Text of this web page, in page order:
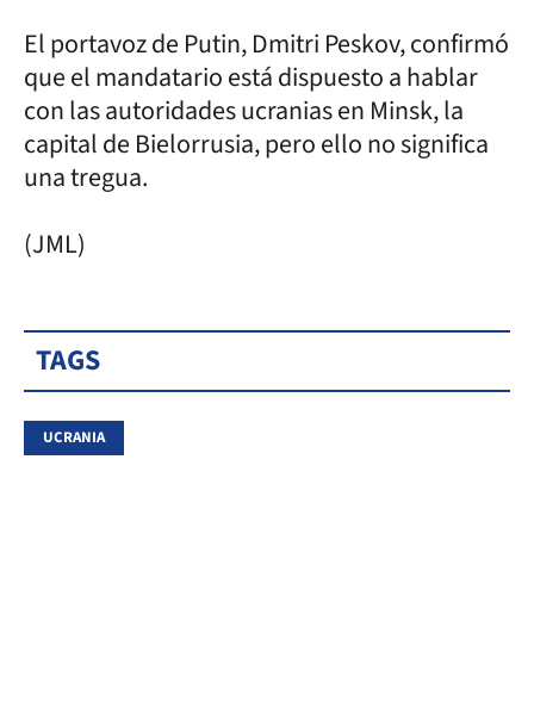
El portavoz de Putin, Dmitri Peskov, confirmó
que el mandatario está dispuesto a hablar
con las autoridades ucranias en Minsk, la
capital de Bielorrusia, pero ello no significa
una tregua.
(JML)
TAGS
UCRANIA